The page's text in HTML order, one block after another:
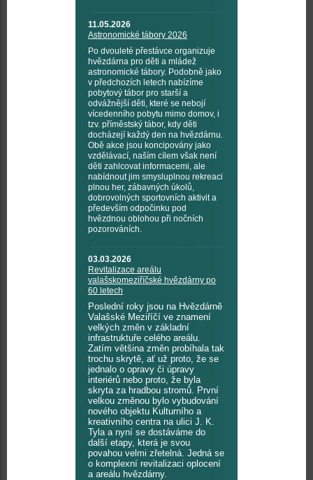
11.05.2026
Astronomické tábory 2026
Po dvouleté přestávce organizuje
hvězdárna pro děti a mládež
astronomické tábory. Podobně jako
v předchozích letech nabízíme
pobytový tábor pro starší a
odvážnější děti, které se nebojí
vícedenního pobytu mimo domov, i
tzv. příměstský tábor, kdy děti
docházejí každý den na hvězdárnu.
Obě akce jsou koncipovány jako
vzdělávací, naším cílem však není
děti zahlcovat informacemi, ale
nabídnout jim smysluplnou rekreaci
plnou her, zábavných úkolů,
dobrovolných sportovních aktivit a
především odpočinku pod
hvězdnou oblohou při nočních
pozorováních.
03.03.2026
Revitalizace areálu
valašskomeziříčské hvězdárny po
60 letech
Poslední roky jsou na Hvězdárně
Valašské Meziříčí ve znamení
velkých změn v základní
infrastruktuře celého areálu.
Zatím většina změn probíhala tak
trochu skrytě, ať už proto, že se
jednalo o opravy či úpravy
interiérů nebo proto, že byla
skryta za hradbou stromů. První
velkou změnou bylo vybudování
nového objektu Kulturního a
kreativního centra na ulici J. K.
Tyla a nyní se dostáváme do
další etapy, která je svou
povahou velmi zřetelná. Jedná se
o komplexní revitalizaci oplocení
a areálu hvězdárny.